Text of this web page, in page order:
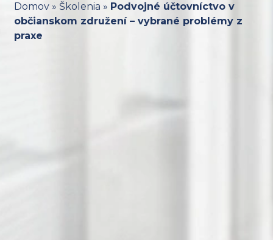
Domov» Školenia » Podvojné účtovníctvo v
občianskom združení – vybrané problémy z
praxe